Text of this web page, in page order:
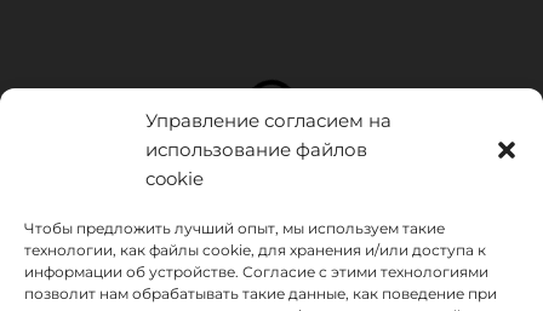
Управление согласием на
использование файлов
cookie
Чтобы предложить лучший опыт, мы используем такие
технологии, как файлы cookie, для хранения и/или доступа к
информации об устройстве. Согласие с этими технологиями
позволит нам обрабатывать такие данные, как поведение при